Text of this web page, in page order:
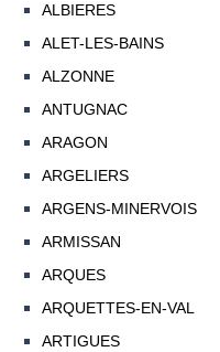
ALBIERES
ALET-LES-BAINS
ALZONNE
ANTUGNAC
ARAGON
ARGELIERS
ARGENS-MINERVOIS
ARMISSAN
ARQUES
ARQUETTES-EN-VAL
ARTIGUES